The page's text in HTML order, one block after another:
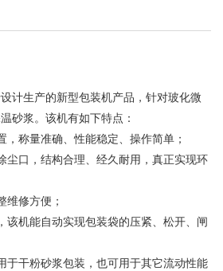
计生产的新型包装机产品，针对玻化微
砂浆。该机有如下特点：
称量准确、性能稳定、操作简单；
尘口，结构合理、经久耐用，真正实现环
维修方便；
该机能自动实现包装袋的压紧、松开、闸
于干粉砂浆包装，也可用于其它流动性能